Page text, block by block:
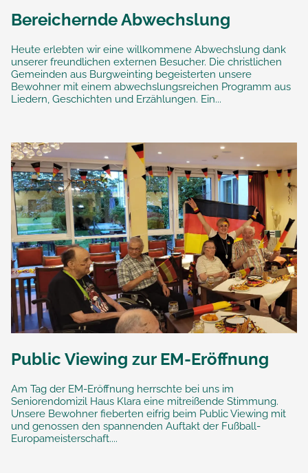
Bereichernde Abwechslung
Heute erlebten wir eine willkommene Abwechslung dank
unserer freundlichen externen Besucher. Die christlichen
Gemeinden aus Burgweinting begeisterten unsere
Bewohner mit einem abwechslungsreichen Programm aus
Liedern, Geschichten und Erzählungen. Ein...
Public Viewing zur EM-Eröffnung
Am Tag der EM-Eröffnung herrschte bei uns im
Seniorendomizil Haus Klara eine mitreißende Stimmung.
Unsere Bewohner fieberten eifrig beim Public Viewing mit
und genossen den spannenden Auftakt der Fußball-
Europameisterschaft....